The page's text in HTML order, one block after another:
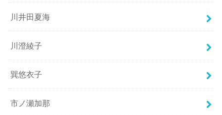
川井田夏海
川澄綾子
巽悠衣子
市ノ瀬加那